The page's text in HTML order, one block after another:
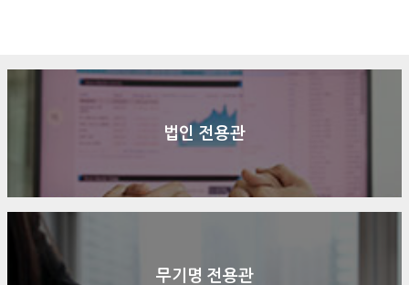
구매문의 상담신청
법인 전용관
무기명 전용관